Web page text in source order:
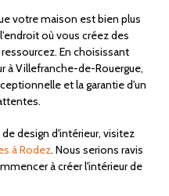
votre maison est bien plus
où vous créez des
En choisissant
à Villefranche-de-Rouergue,
et la garantie d'un
design d'intérieur, visitez
à Rodez. Nous serions ravis
à créer l'intérieur de